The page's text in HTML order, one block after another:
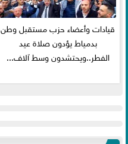
قيادات وأعضاء حزب مستقبل وطن
بدمياط يؤدون صلاة عيد
الفطر..ويحتشدون وسط آلاف...